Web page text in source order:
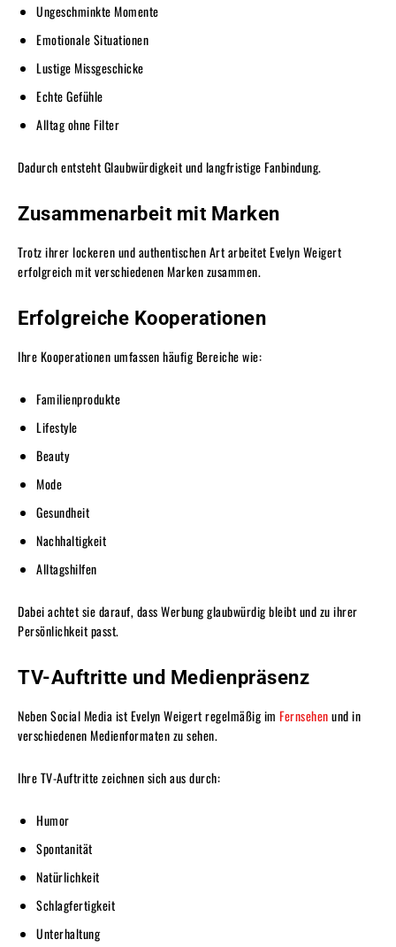
Ungeschminkte Momente
Emotionale Situationen
Lustige Missgeschicke
Echte Gefühle
Alltag ohne Filter
Dadurch entsteht Glaubwürdigkeit und langfristige Fanbindung.
Zusammenarbeit mit Marken
Trotz ihrer lockeren und authentischen Art arbeitet Evelyn Weigert
erfolgreich mit verschiedenen Marken zusammen.
Erfolgreiche Kooperationen
Ihre Kooperationen umfassen häufig Bereiche wie:
Familienprodukte
Lifestyle
Beauty
Mode
Gesundheit
Nachhaltigkeit
Alltagshilfen
Dabei achtet sie darauf, dass Werbung glaubwürdig bleibt und zu ihrer
Persönlichkeit passt.
TV-Auftritte und Medienpräsenz
Neben Social Media ist Evelyn Weigert regelmäßig im Fernsehenund in
verschiedenen Medienformaten zu sehen.
Ihre TV-Auftritte zeichnen sich aus durch:
Humor
Spontanität
Natürlichkeit
Schlagfertigkeit
Unterhaltung